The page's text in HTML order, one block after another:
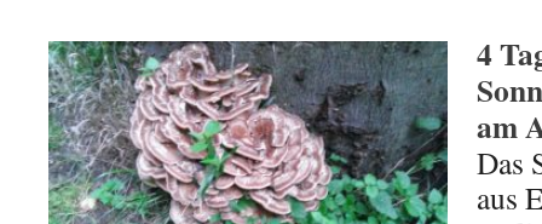
4
am
Das
aus